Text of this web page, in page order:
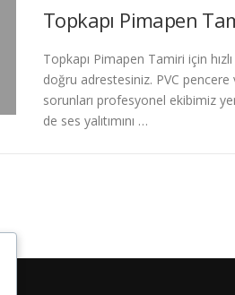
Topkapı Pimapen
Topkapı Pimapen Tamiri için
doğru adrestesiniz. PVC pencere
sorunları profesyonel ekibimiz
de ses yalıtımını …